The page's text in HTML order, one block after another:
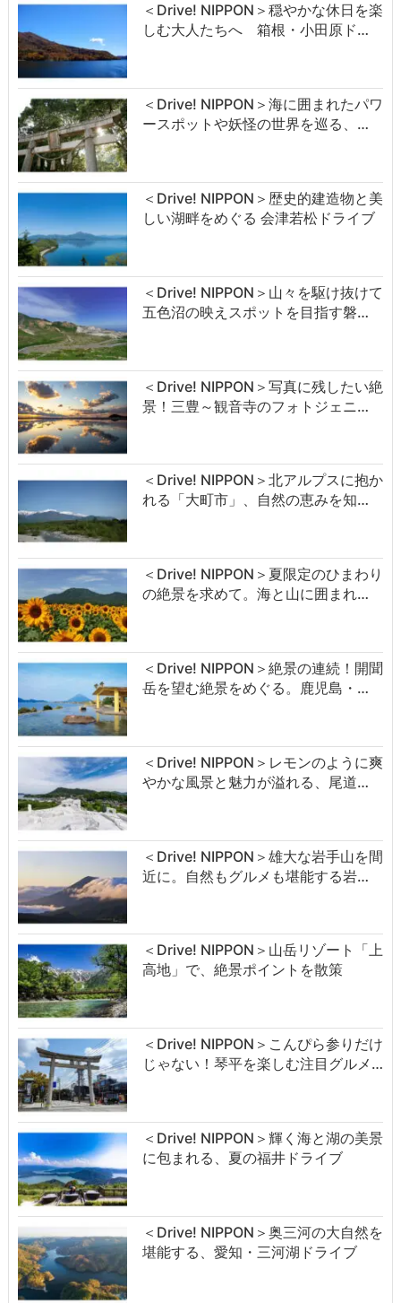
＜Drive! NIPPON＞穏やかな休日を楽
しむ大人たちへ 箱根・小田原ド…
＜Drive! NIPPON＞海に囲まれたパワ
ースポットや妖怪の世界を巡る、…
＜Drive! NIPPON＞歴史的建造物と美
しい湖畔をめぐる 会津若松ドライブ
＜Drive! NIPPON＞山々を駆け抜けて
五色沼の映えスポットを目指す磐…
＜Drive! NIPPON＞写真に残したい絶
景！三豊～観音寺のフォトジェニ…
＜Drive! NIPPON＞北アルプスに抱か
れる「大町市」、自然の恵みを知…
＜Drive! NIPPON＞夏限定のひまわり
の絶景を求めて。海と山に囲まれ…
＜Drive! NIPPON＞絶景の連続！開聞
岳を望む絶景をめぐる。鹿児島・…
＜Drive! NIPPON＞レモンのように爽
やかな風景と魅力が溢れる、尾道…
＜Drive! NIPPON＞雄大な岩手山を間
近に。自然もグルメも堪能する岩…
＜Drive! NIPPON＞山岳リゾート「上
高地」で、絶景ポイントを散策
＜Drive! NIPPON＞こんぴら参りだけ
じゃない！琴平を楽しむ注目グルメ…
＜Drive! NIPPON＞輝く海と湖の美景
に包まれる、夏の福井ドライブ
＜Drive! NIPPON＞奥三河の大自然を
堪能する、愛知・三河湖ドライブ